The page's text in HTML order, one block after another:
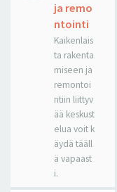
ja remo
ntointi
Kaikenlais
ta rakenta
miseen ja
remontoi
ntiin liittyv
ää keskust
elua voit k
äydä tääll
ä vapaast
i.